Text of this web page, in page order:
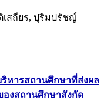
สถียร, ปุริมปรัชญ์
ริหารสถานศึกษาที่ส่งผล
องสถานศึกษาสังกัด